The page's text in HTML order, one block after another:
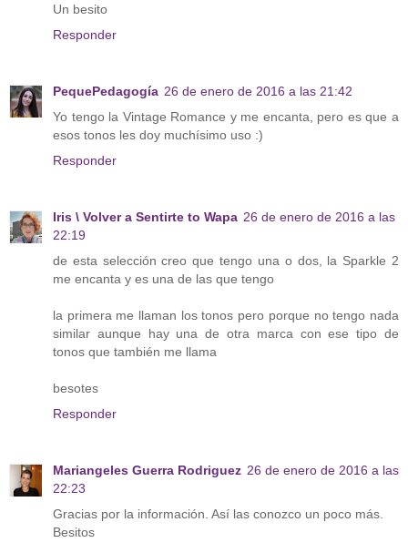
Un besito
Responder
PequePedagogía 26 de enero de 2016 a las 21:42
Yo tengo la Vintage Romance y me encanta, pero es que a
esos tonos les doy muchísimo uso :)
Responder
Iris \ Volver a Sentirte to Wapa 26 de enero de 2016 a las
22:19
de esta selección creo que tengo una o dos, la Sparkle 2
me encanta y es una de las que tengo
la primera me llaman los tonos pero porque no tengo nada
similar aunque hay una de otra marca con ese tipo de
tonos que también me llama
besotes
Responder
Mariangeles Guerra Rodriguez 26 de enero de 2016 a las
22:23
Gracias por la información. Así las conozco un poco más.
Besitos